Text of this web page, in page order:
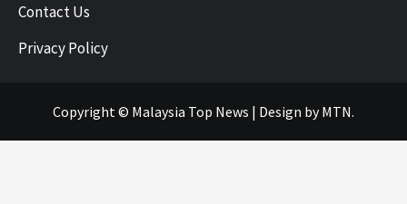
Contact Us
Privacy Policy
Copyright © Malaysia Top News | Design by MTN.